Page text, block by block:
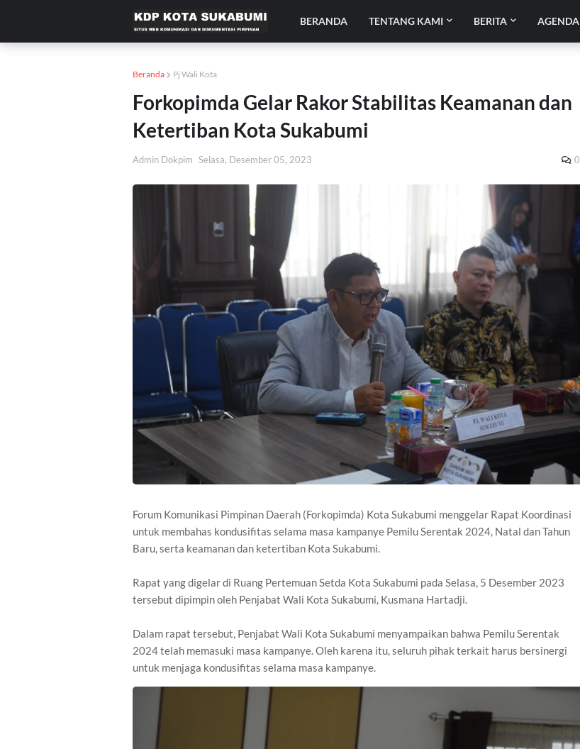
BERANDA TENTANG KAMI BERITA AGENDA
Beranda Pj Wali Kota
Forkopimda Gelar Rakor Stabilitas Keamanan dan
Ketertiban Kota Sukabumi
Admin Dokpim Selasa, Desember 05, 2023 0
Forum Komunikasi Pimpinan Daerah (Forkopimda) Kota Sukabumi menggelar Rapat Koordinasi
untuk membahas kondusifitas selama masa kampanye Pemilu Serentak 2024, Natal dan Tahun
Baru, serta keamanan dan ketertiban Kota Sukabumi.
Rapat yang digelar di Ruang Pertemuan Setda Kota Sukabumi pada Selasa, 5 Desember 2023
tersebut dipimpin oleh Penjabat Wali Kota Sukabumi, Kusmana Hartadji.
Dalam rapat tersebut, Penjabat Wali Kota Sukabumi menyampaikan bahwa Pemilu Serentak
2024 telah memasuki masa kampanye. Oleh karena itu, seluruh pihak terkait harus bersinergi
untuk menjaga kondusifitas selama masa kampanye.